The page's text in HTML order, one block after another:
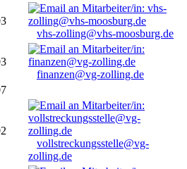
vhs-zolling@vhs-moosburg.de
finanzen@vg-zolling.de
vollstreckungsstelle@vg-
zolling.de